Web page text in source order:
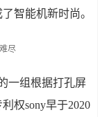
智能机新时尚。
一组根据打孔屏
权sony早于2020